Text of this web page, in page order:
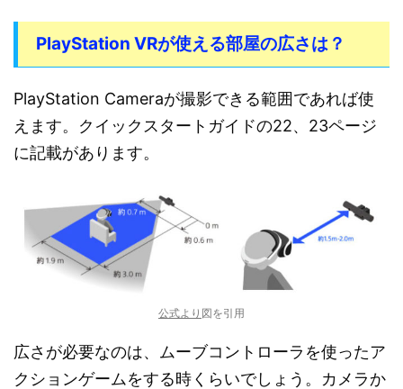
PlayStation VRが使える部屋の広さは？
PlayStation Cameraが撮影できる範囲であれば使
えます。クイックスタートガイドの22、23ページ
に記載があります。
公式より 図を引用
広さが必要なのは、ムーブコントローラを使ったア
クションゲームをする時くらいでしょう。カメラか